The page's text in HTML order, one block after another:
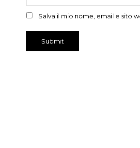
Salva il mio nome, email e sito